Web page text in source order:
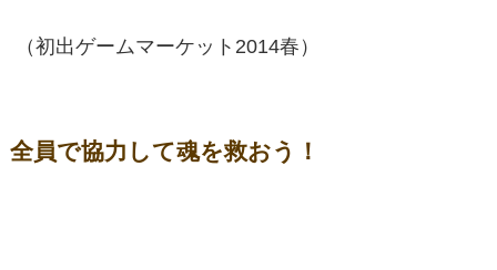
（初出ゲームマーケット2014春）
全員で協力して魂を救おう！